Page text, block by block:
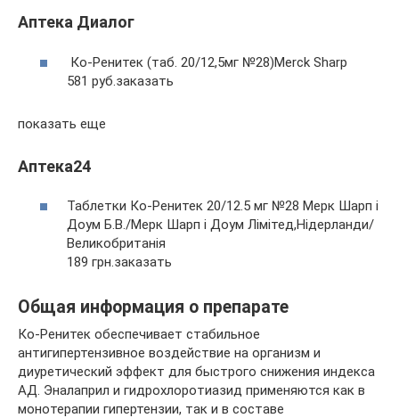
Аптека Диалог
Ко-Ренитек (таб. 20/12,5мг №28)Merck Sharp
581 руб.заказать
показать еще
Аптека24
Таблетки Ко-Ренитек 20/12.5 мг №28 Мерк Шарп і
Доум Б.В./Мерк Шарп і Доум Лімітед,Нідерланди/
Великобританія
189 грн.заказать
Общая информация о препарате
Ко-Ренитек обеспечивает стабильное
антигипертензивное воздействие на организм и
диуретический эффект для быстрого снижения индекса
АД. Эналаприл и гидрохлоротиазид применяются как в
монотерапии гипертензии, так и в составе